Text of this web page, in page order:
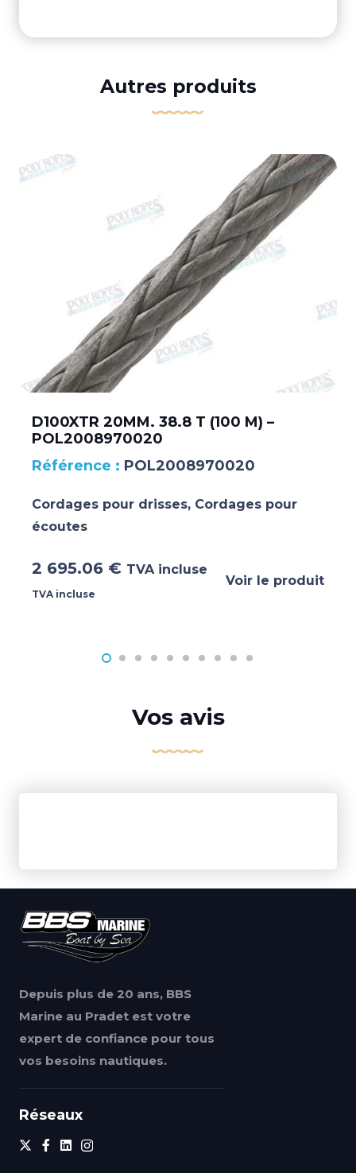
Autres produits
D100XTR 20MM. 38.8 T (100 M) –
POL2008970020
POL2008970020
Cordages pour drisses, Cordages pour
écoutes
2 695.06 € TVA incluse
TVA incluse
Voir le produit
Vos avis
Depuis plus de 20 ans, BBS
Marine au Pradet est votre
expert de confiance pour tous
vos besoins nautiques.
Réseaux